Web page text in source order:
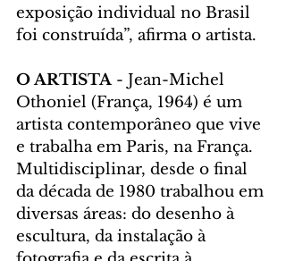
exposição individual no Brasil
foi construída”, afirma o artista.
O ARTISTA - Jean-Michel
Othoniel (França, 1964) é um
artista contemporâneo que vive
e trabalha em Paris, na França.
Multidisciplinar, desde o final
da década de 1980 trabalhou em
diversas áreas: do desenho à
escultura, da instalação à